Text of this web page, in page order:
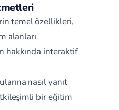
temel özellikleri,
alanları
hakkında interaktif
nasıl yanıt
bir eğitim